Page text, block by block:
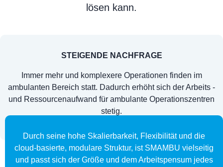
lösen kann.
STEIGENDE NACHFRAGE
Immer mehr und komplexere Operationen finden im
ambulanten Bereich statt. Dadurch erhöht sich der Arbeits -
und Ressourcenaufwand für ambulante Operationszentren
stetig.
Durch seine hohe Skalierbarkeit, Flexibilität und die
cloud-basierte, modulare Struktur, ist SMAMBU vielseitig
und passt sich der Größe und dem Arbeitspensum jedes